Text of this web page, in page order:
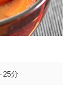
25分